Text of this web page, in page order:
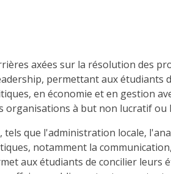
axées sur la résolution des
permettant aux étudiants
en économie et en gestion
à but non lucratif ou
que l'administration locale,
notamment la
aux étudiants de concilier leurs